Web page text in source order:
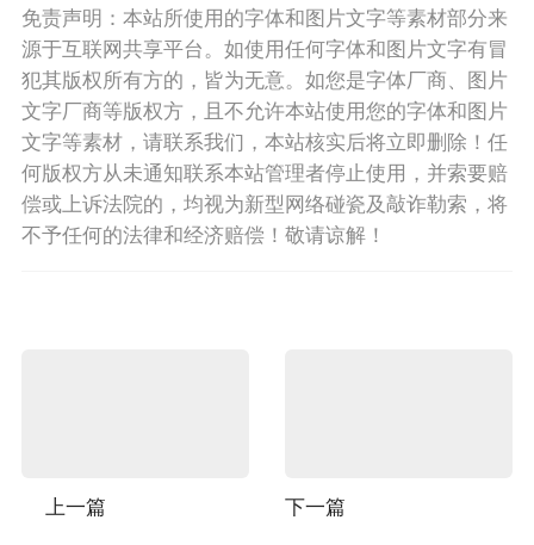
免责声明：本站所使用的字体和图片文字等素材部分来
源于互联网共享平台。如使用任何字体和图片文字有冒
犯其版权所有方的，皆为无意。如您是字体厂商、图片
文字厂商等版权方，且不允许本站使用您的字体和图片
文字等素材，请联系我们，本站核实后将立即删除！任
何版权方从未通知联系本站管理者停止使用，并索要赔
偿或上诉法院的，均视为新型网络碰瓷及敲诈勒索，将
不予任何的法律和经济赔偿！敬请谅解！
上一篇 下一篇